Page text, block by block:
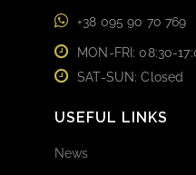
+38 095 90 70 769
MON-FRI: 08:30-
SAT-SUN: Closed
USEFUL LINKS
News